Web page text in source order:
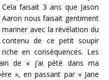
Cela faisait 3 ans que Jason
Aaron nous faisait gentiment
mariner avec la révélation du
contenu de ce petit soupir
riche en conséquences. Les
de « j’ai pété dans ma
», en passant par « Jane